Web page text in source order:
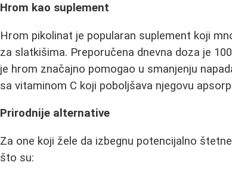
Hrom kao suplement
Hrom pikolinat je popularan suplement koji
za slatkišima. Preporučena dnevna doza je
je hrom značajno pomogao u smanjenju
sa vitaminom C koji poboljšava njegovu
Prirodnije alternative
Za one koji žele da izbegnu potencijalno
što su: